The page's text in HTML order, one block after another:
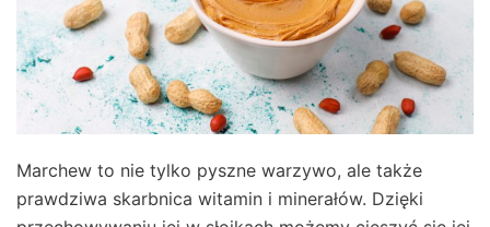
Marchew to nie tylko pyszne warzywo, ale także
prawdziwa skarbnica witamin i minerałów. Dzięki